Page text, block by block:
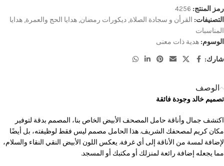
رمز المنتج: 4256
التصنيفات: القرأن و سجادة الصلاة, ديكورات رمضان, هدايا الحج والعمرة, هدايا
المناسبات
الوسوم: هدية ذات معنى
شارك:
الوصف
تصميم خالد وجودة فائقة
اكتشف جمال وأناقة حامل المصحف الأبيض الخاص بنا، المصمم بدقة لتوفير
مكان كريم لمصحفك الشريف. هذا الحامل مصمم ليس فقط لوظيفته، بل أيضًا
لإضافة لمسة من الأناقة إلى أي غرفة. يعكس اللون الأبيض النقي النقاء والسلام،
مما يجعله إضافة رائعة لمنزلك أو مكتبك أو المسجد.